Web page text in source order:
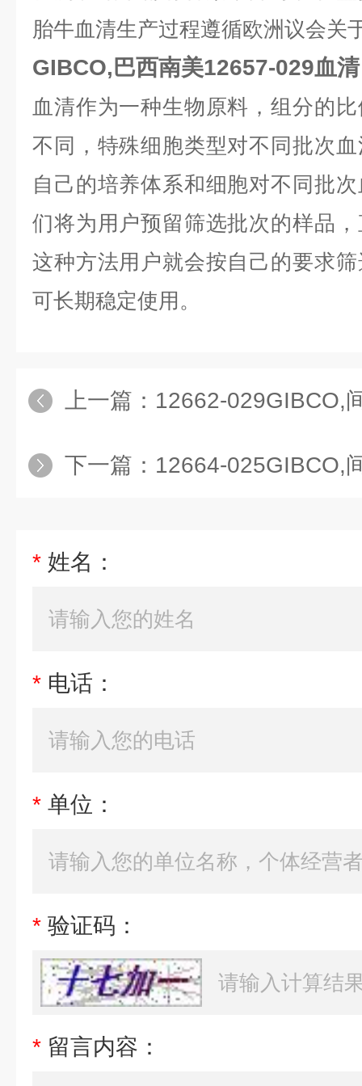
胎牛血清生产过程遵循欧洲议会关
GIBCO,巴西南美12657-029血
血清作为一种生物原料，组分的
不同，特殊细胞类型对不同批次
自己的培养体系和细胞对不同批
们将为用户预留筛选批次的样品
这种方法用户就会按自己的要求
可长期稳定使用。
上一篇： 12662-029GIBCO,间充质干
下一篇： 12664-025GIBCO,间充质干
* 姓名：
* 电话：
* 单位：
* 验证码：
* 留言内容：